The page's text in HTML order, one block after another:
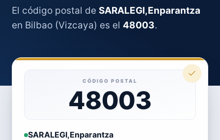
El código postal de SARALEGI,Enparantza
en Bilbao (Vizcaya) es el 48003.
CÓDIGO POSTAL
48003
SARALEGI,Enparantza